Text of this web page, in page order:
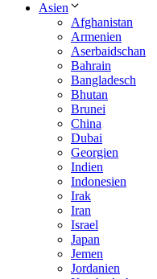
Asien
Afghanistan
Armenien
Aserbaidschan
Bahrain
Bangladesch
Bhutan
Brunei
China
Dubai
Georgien
Indien
Indonesien
Irak
Iran
Israel
Japan
Jemen
Jordanien